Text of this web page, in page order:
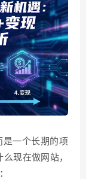
是一个长期的项
现在做网站，